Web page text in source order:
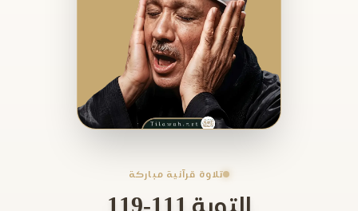
تلاوة قرآنية مباركة
التوبة 111-119